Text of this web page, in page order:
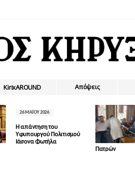
ΚirixAROUND Απόψεις
26 ΜΑΪ́ΟΥ 2026
Η απάντηση του
Υφυπουργού Πολιτισμού
Ιάσονα Φωτήλα
Πατρών